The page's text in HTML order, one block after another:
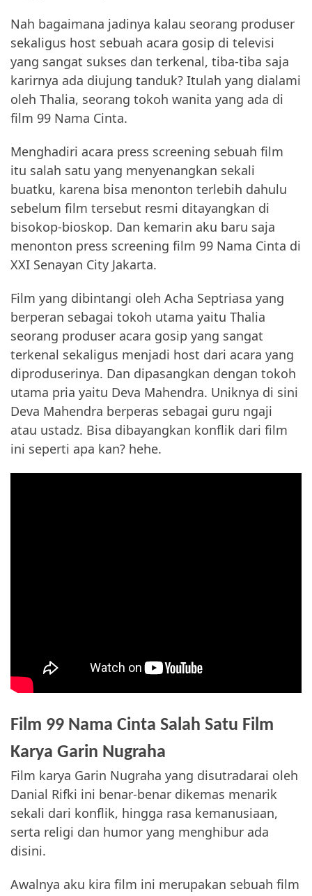
Nah bagaimana jadinya kalau seorang produser
sekaligus host sebuah acara gosip di televisi
yang sangat sukses dan terkenal, tiba-tiba saja
karirnya ada diujung tanduk? Itulah yang dialami
oleh Thalia, seorang tokoh wanita yang ada di
film 99 Nama Cinta.
Menghadiri acara press screening sebuah film
itu salah satu yang menyenangkan sekali
buatku, karena bisa menonton terlebih dahulu
sebelum film tersebut resmi ditayangkan di
bisokop-bioskop. Dan kemarin aku baru saja
menonton press screening film 99 Nama Cinta di
XXI Senayan City Jakarta.
Film yang dibintangi oleh Acha Septriasa yang
berperan sebagai tokoh utama yaitu Thalia
seorang produser acara gosip yang sangat
terkenal sekaligus menjadi host dari acara yang
diproduserinya. Dan dipasangkan dengan tokoh
utama pria yaitu Deva Mahendra. Uniknya di sini
Deva Mahendra berperas sebagai guru ngaji
atau ustadz. Bisa dibayangkan konflik dari film
ini seperti apa kan? hehe.
Film 99 Nama Cinta Salah Satu Film
Karya Garin Nugraha
Film karya Garin Nugraha yang disutradarai oleh
Danial Rifki ini benar-benar dikemas menarik
sekali dari konflik, hingga rasa kemanusiaan,
serta religi dan humor yang menghibur ada
disini.
Awalnya aku kira film ini merupakan sebuah film